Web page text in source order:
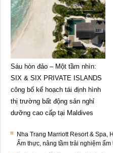
Sáu hòn đảo – Một tầm nhìn:
SIX & SIX PRIVATE ISLANDS
công bố kế hoạch tái định hình
thị trường bất động sản nghỉ
dưỡng cao cấp tại Maldives
Nha Trang Marriott Resort & Spa,
Ẩm thực, nâng tầm trải nghiệm